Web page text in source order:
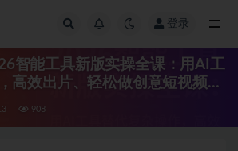
登录
智能工具新版实操全课：用AI工
高效出片、轻松做创意短视频出
908